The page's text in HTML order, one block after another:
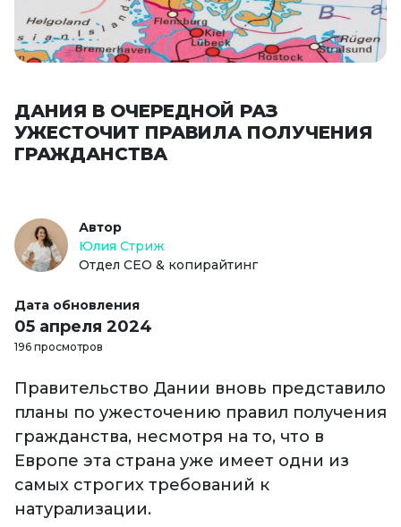
ДАНИЯ В ОЧЕРЕДНОЙ РАЗ
УЖЕСТОЧИТ ПРАВИЛА ПОЛУЧЕНИЯ
ГРАЖДАНСТВА
Автор
Юлия Стриж
Отдел СЕО & копирайтинг
Дата обновления
05 апреля 2024
196 просмотров
Правительство Дании вновь представило
планы по ужесточению правил получения
гражданства, несмотря на то, что в
Европе эта страна уже имеет одни из
самых строгих требований к
натурализации.